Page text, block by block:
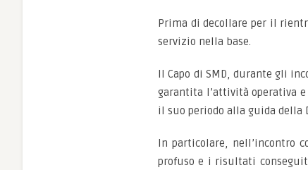
Prima di decollare per il
servizio nella base.
Il Capo di SMD, durante gli
garantita l’attività operativa
il suo periodo alla guida della
In particolare, nell’incontro
profuso e i risultati